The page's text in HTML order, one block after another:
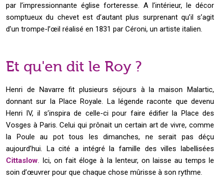
par l’impressionnante église forteresse. A l’intérieur, le décor
somptueux du chevet est d’autant plus surprenant qu’il s’agit
d’un trompe-l’œil réalisé en 1831 par Céroni, un artiste italien.
Et qu'en dit le Roy ?
Henri de Navarre fit plusieurs séjours à la maison Malartic,
donnant sur la Place Royale. La légende raconte que devenu
Henri IV, il s’inspira de celle-ci pour faire édifier la Place des
Vosges à Paris. Celui qui prônait un certain art de vivre, comme
la Poule au pot tous les dimanches, ne serait pas déçu
aujourd’hui. La cité a intégré la famille des villes labellisées
Cittaslow . Ici, on fait éloge à la lenteur, on laisse au temps le
soin d’œuvrer pour que chaque chose mûrisse à son rythme.